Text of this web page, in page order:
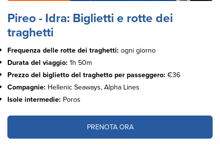
Pireo - Idra: Biglietti e rotte dei
traghetti
Frequenza delle rotte dei traghetti: ogni giorno
Durata del viaggio: 1h 50m
Prezzo del biglietto del traghetto per passeggero: €36
Compagnie: Hellenic Seaways, Alpha Lines
Isole intermedie: Poros
PRENOTA ORA